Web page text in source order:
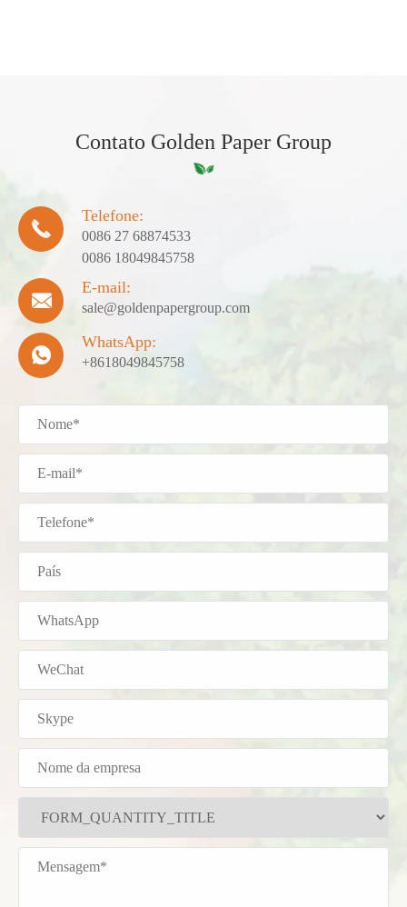
Contato Golden Paper Group

Telefone:
0086 27 68874533
0086 18049845758

E-mail:
sale@goldenpapergroup.com

WhatsApp:
+8618049845758